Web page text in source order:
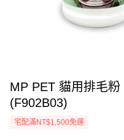
MP PET 貓用排毛
(F902B03)
宅配滿NT$1,500免運